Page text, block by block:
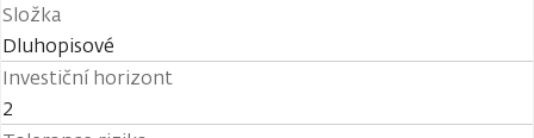
Složka
Dluhopisové
Investiční horizont
2